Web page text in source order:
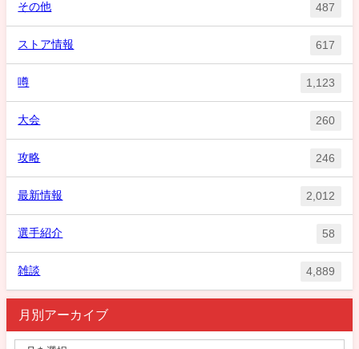
その他 487
ストア情報 617
噂 1,123
大会 260
攻略 246
最新情報 2,012
選手紹介 58
雑談 4,889
月別アーカイブ